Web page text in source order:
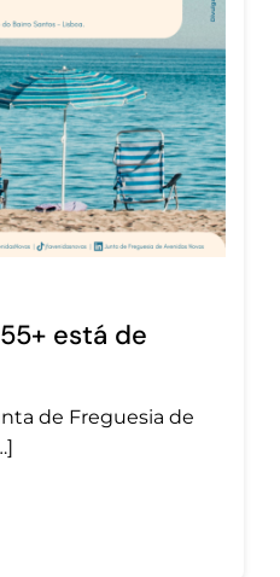
está de
de Freguesia de